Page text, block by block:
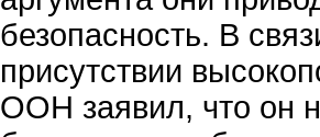
безопасность. В
присутствии
ООН заявил, что он